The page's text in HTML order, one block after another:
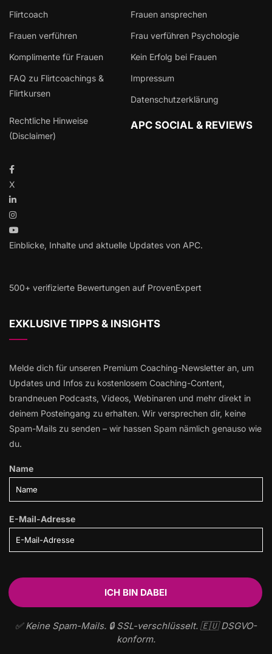
Flirtcoach Frauen ansprechen
Frauen verführen Frau verführen Psychologie
Komplimente für Frauen Kein Erfolg bei Frauen
FAQ zu Flirtcoachings &
Flirtkursen
Impressum
Datenschutzerklärung
Rechtliche Hinweise
(Disclaimer)
APC SOCIAL & REVIEWS
X
Einblicke, Inhalte und aktuelle Updates von APC.
500+ verifizierte Bewertungen auf ProvenExpert
EXKLUSIVE TIPPS & INSIGHTS
Melde dich für unseren Premium Coaching-Newsletter an, um
Updates und Infos zu kostenlosem Coaching-Content,
brandneuen Podcasts, Videos, Webinaren und mehr direkt in
deinem Posteingang zu erhalten. Wir versprechen dir, keine
Spam-Mails zu senden – wir hassen Spam nämlich genauso wie
du.
Name
E-Mail-Adresse
✅ Keine Spam-Mails. 🔒 SSL-verschlüsselt. 🇪🇺 DSGVO-
konform.